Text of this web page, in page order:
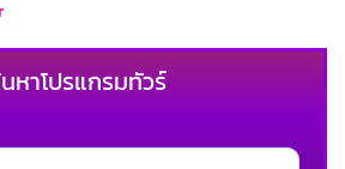
หาโปรแกรมทัวร์